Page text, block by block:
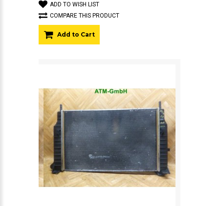
ADD TO WISH LIST
COMPARE THIS PRODUCT
Add to Cart